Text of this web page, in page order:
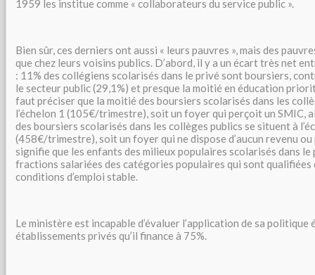
1959 les institue comme « collaborateurs du service public ».
Bien sûr, ces derniers ont aussi « leurs pauvres », mais des
que chez leurs voisins publics. D’abord, il y a un écart très net
: 11% des collégiens scolarisés dans le privé sont boursiers,
le secteur public (29,1%) et presque la moitié en éducation
faut préciser que la moitié des boursiers scolarisés dans les
l’échelon 1 (105€/trimestre), soit un foyer qui perçoit un SMIC,
des boursiers scolarisés dans les collèges publics se situent à
(458€/trimestre), soit un foyer qui ne dispose d’aucun revenu ou
signifie que les enfants des milieux populaires scolarisés dans
fractions salariées des catégories populaires qui sont qualifiées
conditions d’emploi stable.
Le ministère est incapable d’évaluer l’application de sa politique
établissements privés qu’il finance à 75%.